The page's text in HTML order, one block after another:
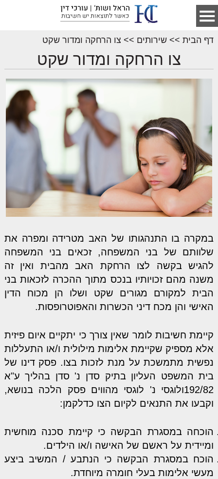
דף הבית>> שירותים >> צו הרחקה ומדור שקט
צו הרחקה ומדור שקט
במקרה בו התנהגותו של האב מטרידה ומפרה את
שלוותם של בני המשפחה, זכאים בני המשפחה
להגיש בקשה לצו הרחקת האב מהבית ואין זה
משנה מהם זכויותיו בנכס מתוך ההכרה לזכאות בני
הבית למקורם מגורים שקט ושלו הן מכוח הדין
האישי והן מכח דיני הכשרות והאפוטרופסות.
קיימת חשיבות לומר שאין צורך כי יתקיים איום פיזית
אלא מספיק שקיימת אלימות מילולית ו/או התעללות
נפשית מתמשכת על מנת לזכות בצו. פסק דינו של
בית המשפט העליון בתיק סדן נ' סדן בהליך ע"א
192/82ולוגסי נ' לוגסי מהווים פסק הלכה בנושא,
וקבעו את התנאים לקיום הצו כדלקמן:
הוכחה במסגרת הבקשה כי קיימת סכנה מוחשית
ומיידית על ראשם של האישה ו/או הילדים.
הוכח במסגרת הבקשה כי הנתבע / המשיב ביצע
מעשי אלימות בעלי חומרה מיוחדת.